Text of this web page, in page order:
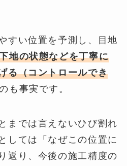
すい位置を予測し、目地
地の状態などを丁寧に
る（コントロールでき
も事実です。
までは言えないひび割れ
しては「なぜこの位置に
返り、今後の施工精度の